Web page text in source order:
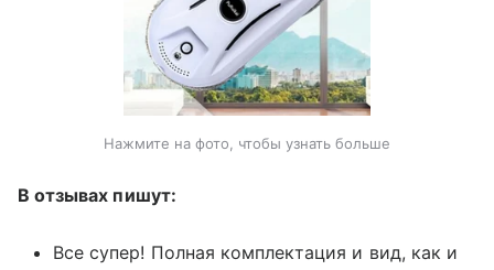
Нажмите на фото, чтобы узнать больше
В отзывах пишут:
Все супер! Полная комплектация и вид, как и